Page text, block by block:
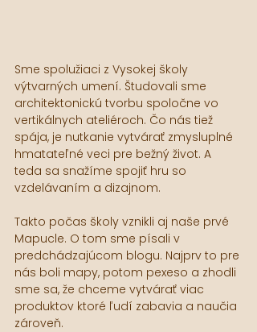
Sme spolužiaci z Vysokej školy
výtvarných umení. Študovali sme
architektonickú tvorbu spoločne vo
vertikálnych ateliéroch. Čo nás tiež
spája, je nutkanie vytvárať zmysluplné
hmatateľné veci pre bežný život. A
teda sa snažíme spojiť hru so
vzdelávaním a dizajnom.
Takto počas školy vznikli aj naše prvé
Mapucle. O tom sme písali v
predchádzajúcom blogu. Najprv to pre
nás boli mapy, potom pexeso a zhodli
sme sa, že chceme vytvárať viac
produktov ktoré ľudí zabavia a naučia
zároveň.